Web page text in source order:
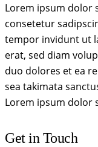
Lorem ipsum dolor
consetetur
tempor invidunt ut
erat, sed diam
duo dolores et ea
sea takimata
Lorem ipsum dolor
Get in Touch